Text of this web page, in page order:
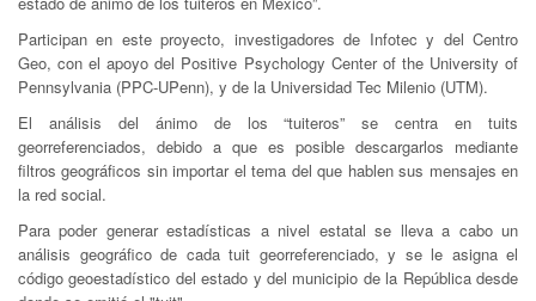
Participan en este proyecto, investigadores de Infotec y del Centro
Geo, con el apoyo del Positive Psychology Center of the University of
Pennsylvania (PPC-UPenn), y de la Universidad Tec Milenio (UTM).
El análisis del ánimo de los “tuiteros” se centra en tuits
georreferenciados, debido a que es posible descargarlos mediante
filtros geográficos sin importar el tema del que hablen sus mensajes en
la red social.
Para poder generar estadísticas a nivel estatal se lleva a cabo un
análisis geográfico de cada tuit georreferenciado, y se le asigna el
código geoestadístico del estado y del municipio de la República desde